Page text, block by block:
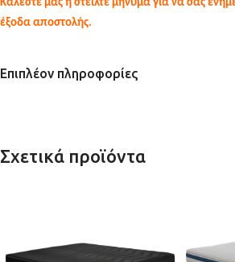
Καλέστε μας ή στείλτε μήνυμα για να σας
έξοδα αποστολής.
Επιπλέον πληροφορίες
Σχετικά προϊόντα